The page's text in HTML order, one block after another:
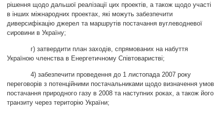
рішення щодо дальшої реалізації цих проектів, а також щодо участі
в інших міжнародних проектах, які можуть забезпечити
диверсифікацію джерел та маршрутів постачання вуглеводневої
сировини в Україну;
г) затвердити план заходів, спрямованих на набуття
Україною членства в Енергетичному Співтоваристві;
4) забезпечити проведення до 1 листопада 2007 року
переговорів з потенційними постачальниками щодо визначення умов
постачання природного газу в 2008 та наступних роках, а також його
транзиту через територію України;